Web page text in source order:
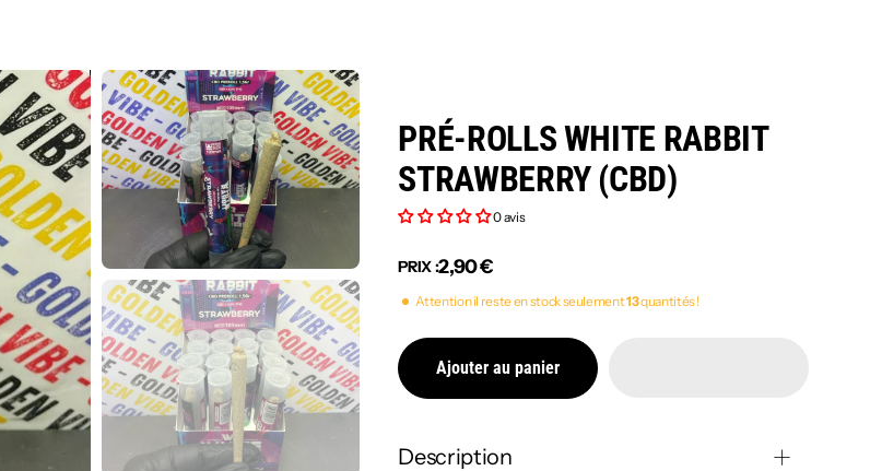
PRÉ-ROLLS WHITE RABBIT
STRAWBERRY (CBD)
0 avis
PRIX :2,90 €
Attention il reste en stock seulement13quantités !
Ajouter au panier
Description